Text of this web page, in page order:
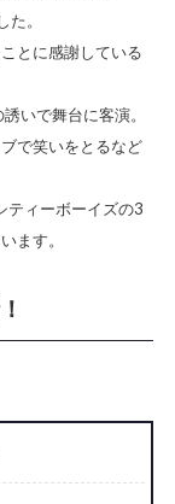
。
とに感謝している
いで舞台に客演。
で笑いをとるなど
ティーボーイズの3
ます。